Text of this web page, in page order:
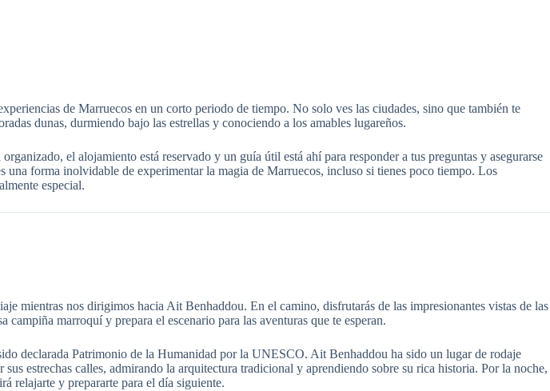
de Marruecos en un corto periodo de tiempo. No solo ves las ciudades, sino que también te
dunas, durmiendo bajo las estrellas y conociendo a los amables lugareños.
el alojamiento está reservado y un guía útil está ahí para responder a tus preguntas y asegurarse
una forma inolvidable de experimentar la magia de Marruecos, incluso si tienes poco tiempo. Los
especial.
mientras nos dirigimos hacia Ait Benhaddou. En el camino, disfrutarás de las impresionantes vistas de las
marroquí y prepara el escenario para las aventuras que te esperan.
declarada Patrimonio de la Humanidad por la UNESCO. Ait Benhaddou ha sido un lugar de rodaje
estrechas calles, admirando la arquitectura tradicional y aprendiendo sobre su rica historia. Por la noche,
relajarte y prepararte para el día siguiente.